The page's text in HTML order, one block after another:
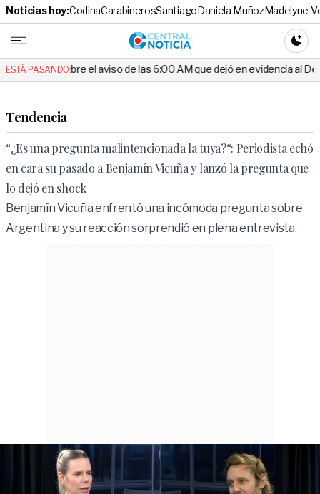
Noticias hoy:CodinaCarabinerosSantiagoDaniela MuñozMadelyne
Central
ESTÁ PASANDO:
de las 6:00 AM que dejó en evidencia al Delegado
Tendencia
“¿Es una pregunta malintencionada la tuya?“: Periodista echó
en cara su pasado a Benjamín Vicuña y lanzó la pregunta que
lo dejó en shock
Benjamín Vicuña enfrentó una incómoda pregunta sobre
Argentina y su reacción sorprendió en plena entrevista.